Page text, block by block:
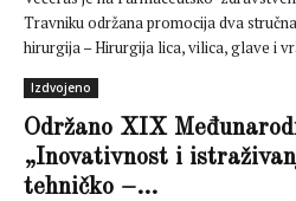
Travniku održana promocija dva
hirurgija – Hirurgija lica, vilica, glave i
Izdvojeno
Održano XIX
„Inovativnost i
tehničko –...